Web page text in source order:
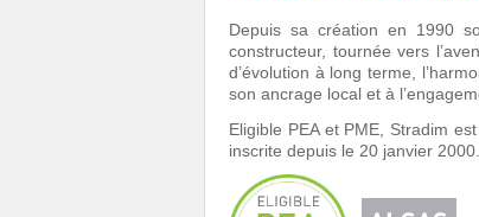
Depuis sa création en 1990
constructeur, tournée vers
d’évolution à long terme,
son ancrage local et à
Eligible PEA et PME, Stradim
inscrite depuis le 20 janvier 2000.